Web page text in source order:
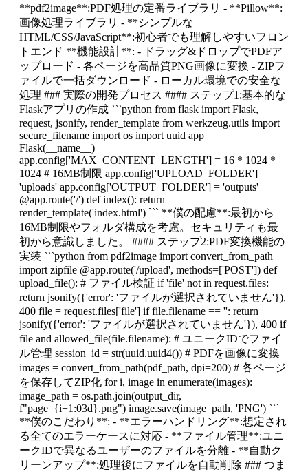
**pdf2image**:PDF処理の定番ライブラリ - **Pillow**:
画像処理ライブラリ - **シンプルな
HTML/CSS/JavaScript**:初心者でも理解しやすいフロン
トエンド **機能設計**: - ドラッグ&ドロップでPDFア
ップロード - 各ページを高品質PNG画像に変換 - ZIPフ
ァイルで一括ダウンロード - ローカル環境での安全な
処理 ### 実際の開発プロセス #### ステップ1:基本的な
Flaskアプリの作成 ```python from flask import Flask,
request, jsonify, render_template from werkzeug.utils import
secure_filename import os import uuid app =
Flask(__name__)
app.config['MAX_CONTENT_LENGTH'] = 16 * 1024 *
1024 # 16MB制限 app.config['UPLOAD_FOLDER'] =
'uploads' app.config['OUTPUT_FOLDER'] = 'outputs'
@app.route('/') def index(): return
render_template('index.html') ``` **僕の配慮**:最初から
16MB制限やフォルダ構成を考慮。セキュリティも最
初から意識しました。 #### ステップ2:PDF変換機能の
実装 ```python from pdf2image import convert_from_path
import zipfile @app.route('/upload', methods=['POST']) def
upload_file(): # ファイル検証 if 'file' not in request.files:
return jsonify({'error': 'ファイルが選択されていません'}),
400 file = request.files['file'] if file.filename == '': return
jsonify({'error': 'ファイルが選択されていません'}), 400 if
file and allowed_file(file.filename): # ユニークIDでファイ
ル管理 session_id = str(uuid.uuid4()) # PDFを画像に変換
images = convert_from_path(pdf_path, dpi=200) # 各ページ
を保存してZIP化 for i, image in enumerate(images):
image_path = os.path.join(output_dir,
f"page_{i+1:03d}.png") image.save(image_path, 'PNG') ```
**僕のこだわり**: - **エラーハンドリング**:想定され
る全てのエラーケースに対応 - **ファイル管理**:ユニ
ークIDで異なるユーザーのファイルを分離 - **自動ク
リーンアップ**:処理後にファイルを自動削除 ### つま